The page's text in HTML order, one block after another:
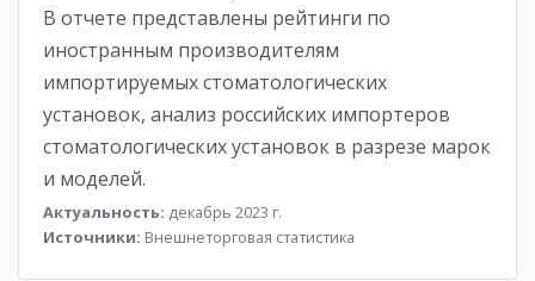
В отчете представлены рейтинги по
иностранным производителям
импортируемых стоматологических
установок, анализ российских импортеров
стоматологических установок в разрезе марок
и моделей.
Актуальность: декабрь 2023 г.
Источники: Внешнеторговая статистика